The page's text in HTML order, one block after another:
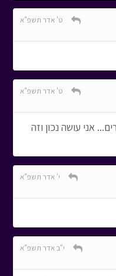
ט' אדר תשפ"א
ט' אדר תשפ"א
אני עושה נכון וזה
י' אדר תשפ"א
י"ב אדר תשפ"א